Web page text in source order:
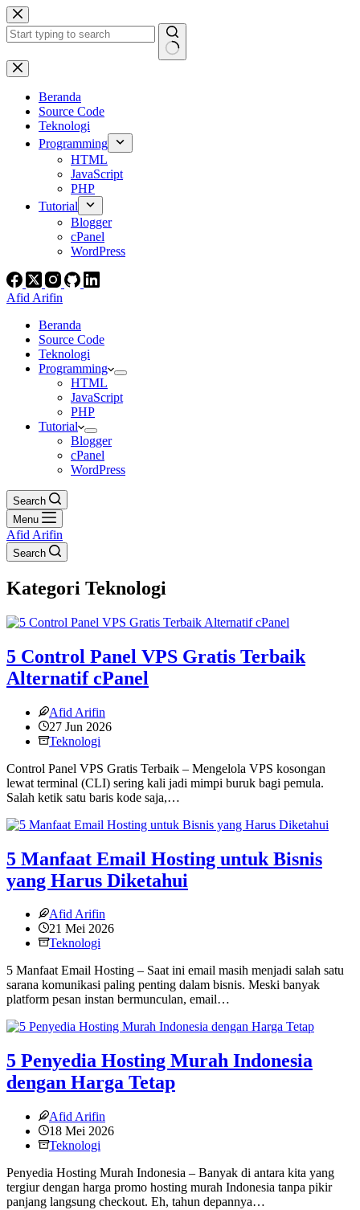
Skip
to
content
No
results
Beranda
Source Code
Teknologi
Programming
HTML
JavaScript
PHP
Tutorial
Blogger
cPanel
WordPress
Afid Arifin
Beranda
Source Code
Teknologi
Programming
HTML
JavaScript
PHP
Tutorial
Blogger
cPanel
WordPress
Search
Menu
Afid Arifin
Search
Kategori Teknologi
5 Control Panel VPS Gratis Terbaik
Alternatif cPanel
Afid Arifin
27 Jun 2026
Teknologi
Control Panel VPS Gratis Terbaik – Mengelola VPS kosongan
lewat terminal (CLI) sering kali jadi mimpi buruk bagi pemula.
Salah ketik satu baris kode saja,…
5 Manfaat Email Hosting untuk Bisnis
yang Harus Diketahui
Afid Arifin
21 Mei 2026
Teknologi
5 Manfaat Email Hosting – Saat ini email masih menjadi salah satu
sarana komunikasi paling penting dalam bisnis. Meski banyak
platform pesan instan bermunculan, email…
5 Penyedia Hosting Murah Indonesia
dengan Harga Tetap
Afid Arifin
18 Mei 2026
Teknologi
Penyedia Hosting Murah Indonesia – Banyak di antara kita yang
tergiur dengan harga promo hosting murah Indonesia tanpa pikir
panjang langsung checkout. Eh, tahun depannya…